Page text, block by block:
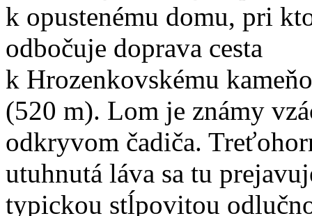
k opustenému domu, pri
odbočuje doprava cesta
k Hrozenkovskému
(520 m). Lom je známy
odkryvom čadiča.
utuhnutá láva sa tu
typickou stĺpovitou